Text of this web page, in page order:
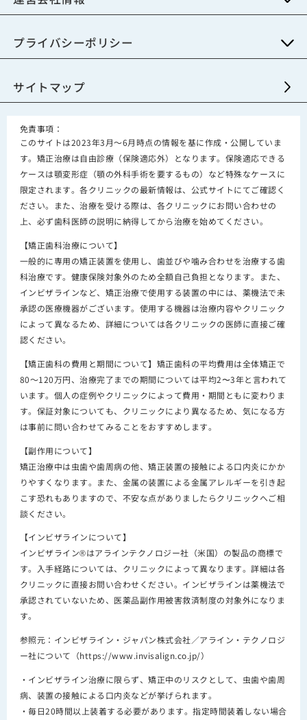
プライバシーポリシー
サイトマップ
免責事項：
このサイトは2023年3月～6月時点の情報を基に作成・公開していま
す。矯正治療は自由診療（保険適応外）となります。保険適応できる
ケースは顎変形症（顎の外科手術を要するもの）など特殊なケースに
限定されます。各クリニックの最新情報は、公式サイトにてご確認く
ださい。また、治療を受ける際は、各クリニックにお問い合わせの
上、必ず歯科医師の説明に納得してから治療を始めてください。
【矯正歯科治療について】
一般的に専用の矯正装置を使用し、歯並びや噛み合わせを治療する歯
科治療です。健康保険対象外のため全額自己負担となります。また、
インビザラインなど、矯正治療で使用する装置の中には、薬機法で未
承認の医療機器がございます。使用する機器は治療内容やクリニック
によって異なるため、詳細については各クリニックの医師に直接ご確
認ください。
【矯正歯科の費用と期間について】矯正歯科の平均費用は全体矯正で
80～120万円、治療完了までの期間については平均2〜3年と言われて
います。個人の症例やクリニックによって費用・期間ともに変わりま
す。保証対象についても、クリニックにより異なるため、気になる方
は事前に問い合わせてみることをおすすめします。
【副作用について】
矯正治療中は虫歯や歯周病の他、矯正装置の接触による口内炎にかか
りやすくなります。また、金属の装置による金属アレルギーを引き起
こす恐れもありますので、不安な点がありましたらクリニックへご相
談ください。
【インビザラインについて】
インビザライン®はアラインテクノロジー社（米国）の製品の商標で
す。入手経路については、クリニックによって異なります。詳細は各
クリニックに直接お問い合わせください。インビザラインは薬機法で
承認されていないため、医薬品副作用被害救済制度の対象外になりま
す。
参照元：インビザライン・ジャパン株式会社／アライン・テクノロジ
ー社について（https://www.invisalign.co.jp/）
・インビザライン治療に限らず、矯正中のリスクとして、虫歯や歯周
病、装置の接触による口内炎などが挙げられます。
・毎日20時間以上装着する必要があります。指定時間装着しない場合